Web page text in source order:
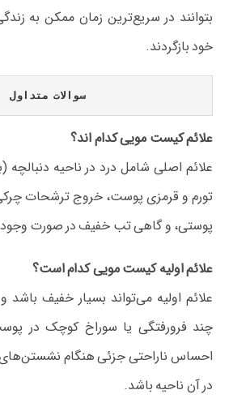
بتوانند در سریع‌ترین زمان ممکن به
خود بازگردند.
سوالات متداول
علائم کیست مویی کدام اند؟
علائم اصلی شامل درد در ناحیه
تورم و قرمزی پوست، خروج ترشحات
پوستی، و گاهی تب خفیف در صورت
علائم اولیه کیست مویی کدام است؟
علائم اولیه می‌تواند بسیار خفیف
چند فرورفتگی یا سوراخ کوچک در
احساس ناراحتی جزئی هنگام
در آن ناحیه باشد.